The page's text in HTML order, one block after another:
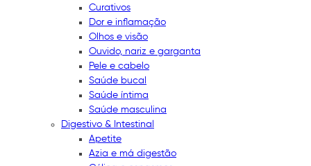
Curativos
Dor e inflamação
Olhos e visão
Ouvido, nariz e garganta
Pele e cabelo
Saúde bucal
Saúde íntima
Saúde masculina
Digestivo & Intestinal
Apetite
Azia e má digestão